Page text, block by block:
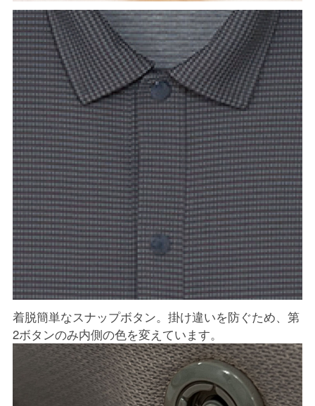
着脱簡単なスナップボタン。掛け違いを防ぐため、第
2ボタンのみ内側の色を変えています。